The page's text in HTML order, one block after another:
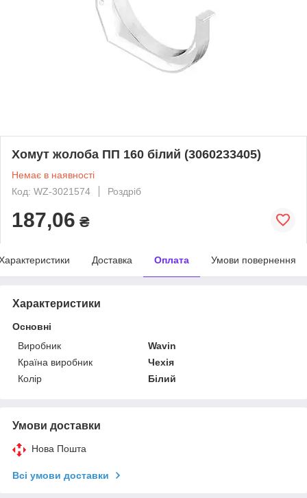
Хомут жолоба ПП 160 білий (3060233405)
Немає в наявності
Код: WZ-3021574
Роздріб
187,06 ₴
Доставка Оплата Умови повернення
Характеристики
Основні
Виробник
Wavin
Країна виробник
Чехія
Колір
Білий
Умови доставки
Нова Пошта
Всі умови доставки